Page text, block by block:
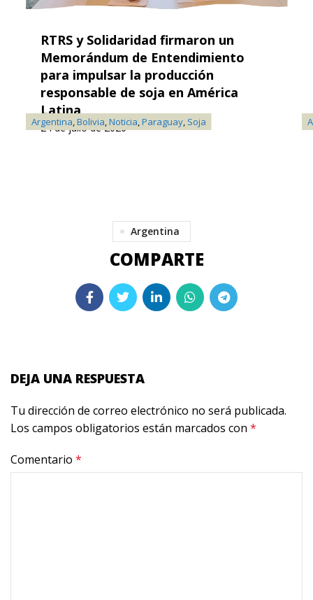
Argentina,Bolivia,Noticia,Paraguay, Soja
RTRS y Solidaridad firmaron un
Memorándum de Entendimiento
para impulsar la producción
responsable de soja en América
Latina
24 de julio de 2026
Argentina
DEJA UNA RESPUESTA
Tu dirección de correo electrónico no será publicada.
Los campos obligatorios están marcados con *
Comentario *